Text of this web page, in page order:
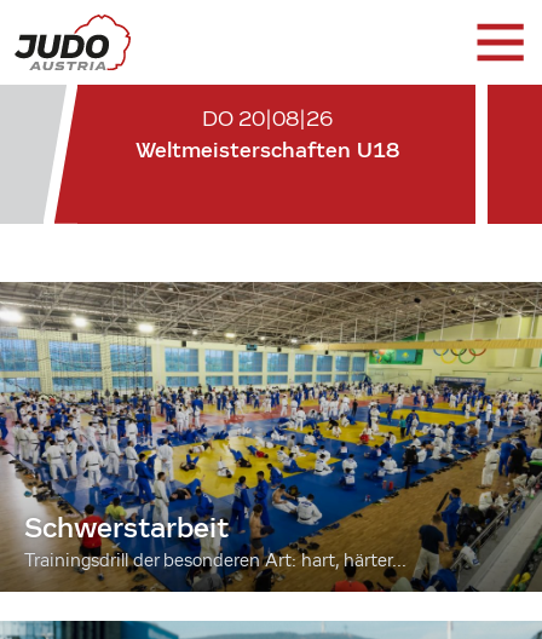
DO 20|08|26
Weltmeisterschaften U18
Schwerstarbeit
Trainingsdrill der besonderen Art: hart, härter...